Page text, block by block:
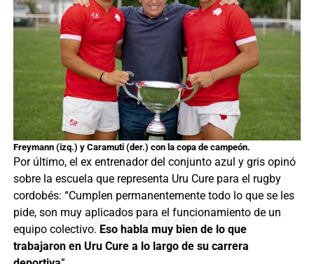
Freymann (izq.) y Caramuti (der.) con la copa de campeón.
Por último, el ex entrenador del conjunto azul y gris opinó
sobre la escuela que representa Uru Cure para el rugby
cordobés: “Cumplen permanentemente todo lo que se les
pide, son muy aplicados para el funcionamiento de un
equipo colectivo. Eso habla muy bien de lo que
trabajaron en Uru Cure a lo largo de su carrera